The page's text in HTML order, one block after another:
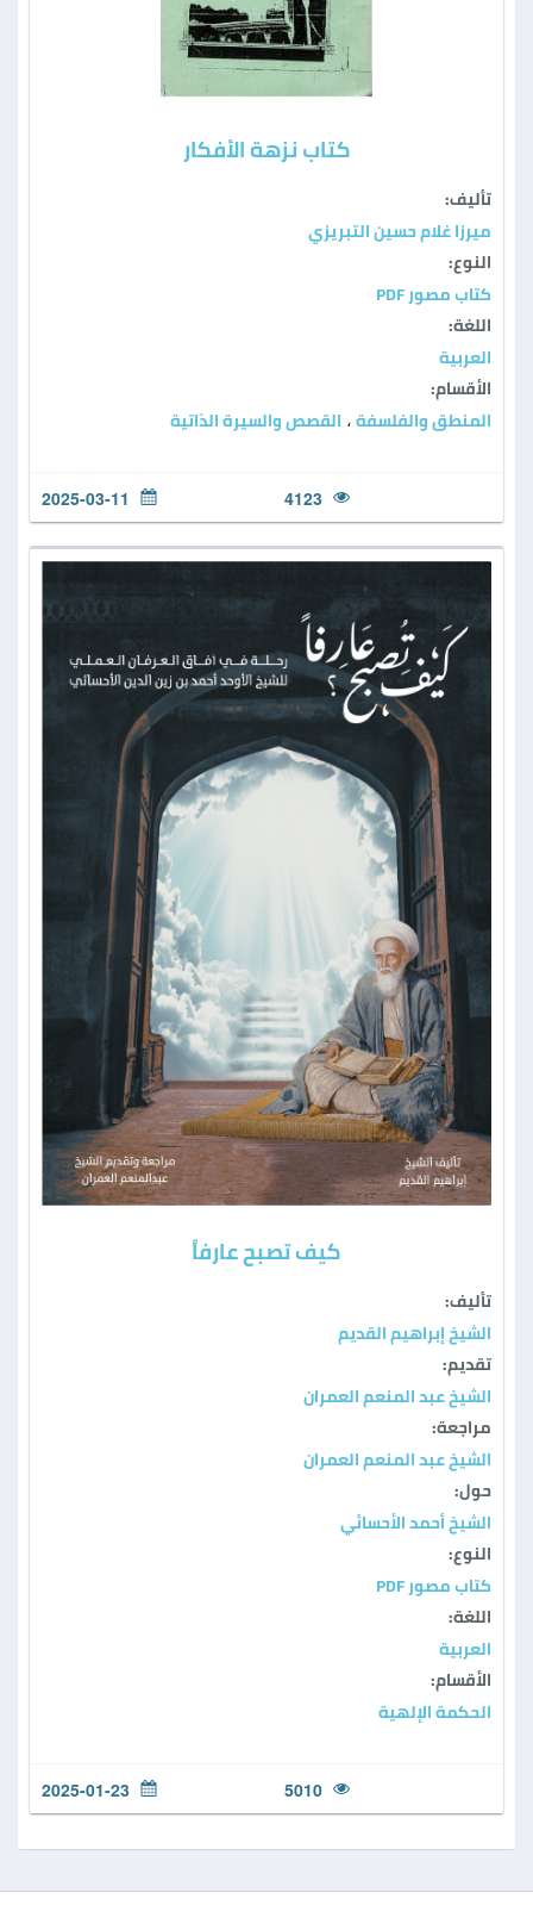
كتاب نزهة الأفكار
تأليف:
ميرزا غلام حسين التبريزي
النوع:
كتاب مصور PDF
اللغة:
العربية
الأقسام:
المنطق والفلسفة ، القصص والسيرة الذاتية
4123
2025-03-11
كيف تصبح عارفاً
تأليف:
الشيخ إبراهيم القديم
تقديم:
الشيخ عبد المنعم العمران
مراجعة:
الشيخ عبد المنعم العمران
حول:
الشيخ أحمد الأحسائي
النوع:
كتاب مصور PDF
اللغة:
العربية
الأقسام:
الحكمة الإلهية
5010
2025-01-23